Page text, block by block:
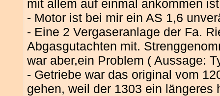
mit allem auf einmal ankommen
- Motor ist bei mir ein AS 1,6
- Eine 2 Vergaseranlage der Fa.
Abgasgutachten mit.
war aber,ein Problem ( Aussage:
- Getriebe war das original vom
gehen, weil der 1303 ein längeres